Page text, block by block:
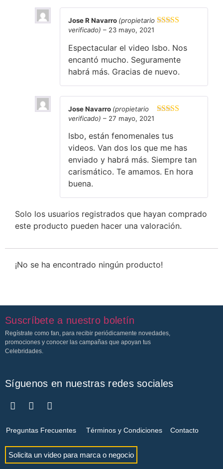
Jose R Navarro (propietario
verificado) – 23 mayo, 2021
Espectacular el video Isbo. Nos
encantó mucho. Seguramente
habrá más. Gracias de nuevo.
Jose Navarro (propietario
verificado) – 27 mayo, 2021
Isbo, están fenomenales tus
videos. Van dos los que me has
enviado y habrá más. Siempre tan
carismático. Te amamos. En hora
buena.
Solo los usuarios registrados que hayan comprado
este producto pueden hacer una valoración.
¡No se ha encontrado ningún producto!
Suscríbete a nuestro boletín
Regístrate como fan, para recibir periódicamente novedades,
promociones y conocer las campañas que apoyan tus
Celebridades.
Síguenos en nuestras redes sociales
Preguntas Frecuentes Términos y Condiciones Contacto
Solicita un video para marca o negocio